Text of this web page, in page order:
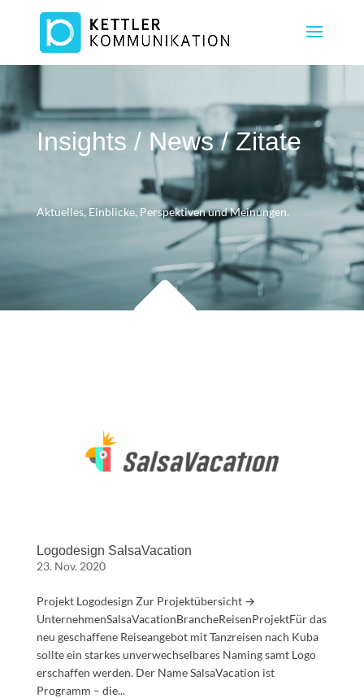
Insights / News / Zitate
Aktuelles, Einblicke, Perspektiven und Meinungen.
Logodesign SalsaVacation
23. Nov. 2020
Projekt Logodesign Zur Projektübersicht →
UnternehmenSalsaVacationBrancheReisenProjektFür das
neu geschaffene Reiseangebot mit Tanzreisen nach Kuba
sollte ein starkes unverwechselbares Naming samt Logo
erschaffen werden. Der Name SalsaVacation ist
Programm – die...